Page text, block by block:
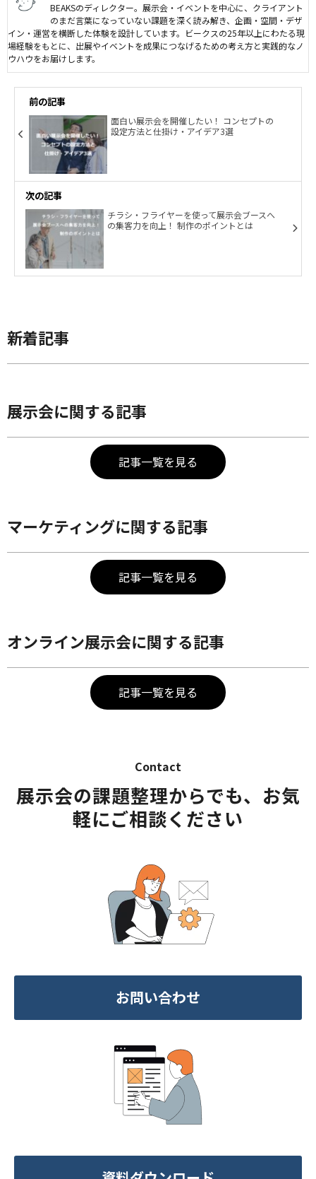
BEAKSのディレクター。展示会・イベントを中心に、クライアント
のまだ言葉になっていない課題を深く読み解き、企画・空間・デザ
イン・運営を横断した体験を設計しています。ビークスの25年以上にわたる現
場経験をもとに、出展やイベントを成果につなげるための考え方と実践的なノ
ウハウをお届けします。
前の記事
面白い展示会を開催したい！ コンセプトの
設定方法と仕掛け・アイデア3選
次の記事
チラシ・フライヤーを使って展示会ブースへ
の集客力を向上！ 制作のポイントとは
新着記事
展示会に関する記事
記事一覧を見る
マーケティングに関する記事
記事一覧を見る
オンライン展示会に関する記事
記事一覧を見る
Contact
展示会の課題整理からでも、お気
軽にご相談ください
お問い合わせ